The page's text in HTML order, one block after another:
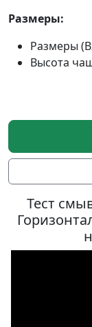
Размеры:
Размеры
Высота
Тест